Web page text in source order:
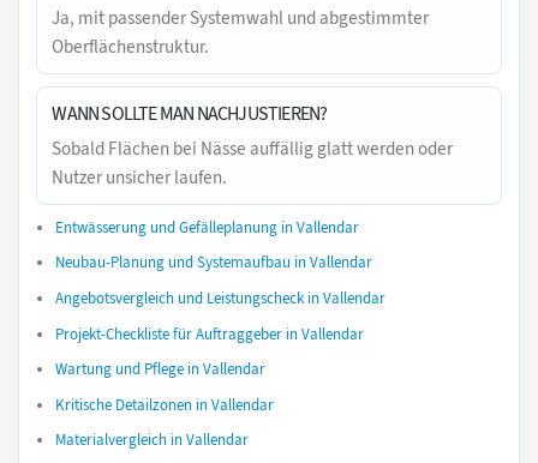
Ja, mit passender Systemwahl und abgestimmter
Oberflächenstruktur.
WANN SOLLTE MAN NACHJUSTIEREN?
Sobald Flächen bei Nässe auffällig glatt werden oder
Nutzer unsicher laufen.
Entwässerung und Gefälleplanung in Vallendar
Neubau-Planung und Systemaufbau in Vallendar
Angebotsvergleich und Leistungscheck in Vallendar
Projekt-Checkliste für Auftraggeber in Vallendar
Wartung und Pflege in Vallendar
Kritische Detailzonen in Vallendar
Materialvergleich in Vallendar